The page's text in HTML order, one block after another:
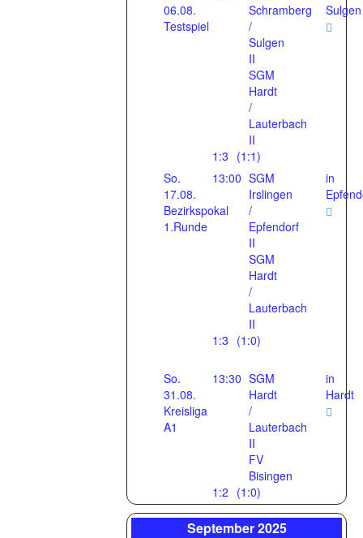
06.08.
Testspiel
Schramberg
/
Sulgen
II
SGM
Hardt
/
Lauterbach
II
1:3 (1:1)
Sulgen
So.
17.08.
Bezirkspokal
1.Runde
13:00 SGM
Irslingen
/
Epfendorf
II
SGM
Hardt
/
Lauterbach
II
1:3 (1:0)
in
So.
31.08.
Kreisliga
A1
13:30 SGM
Hardt
/
Lauterbach
II
FV
Bisingen
1:2 (1:0)
in
Hardt
September 2025